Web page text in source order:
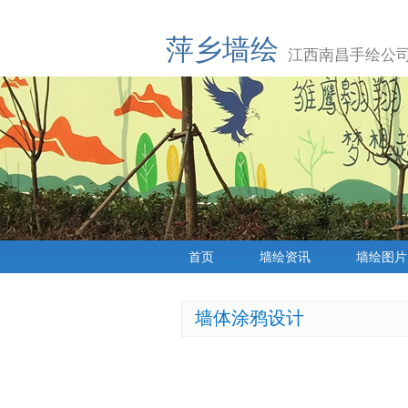
萍乡墙绘 江西南昌手绘公
首页 墙绘资讯 墙绘图片
墙体涂鸦设计